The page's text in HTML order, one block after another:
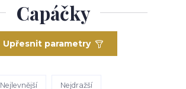
Capáčky
Upřesnit parametry
Nejlevnější Nejdražší